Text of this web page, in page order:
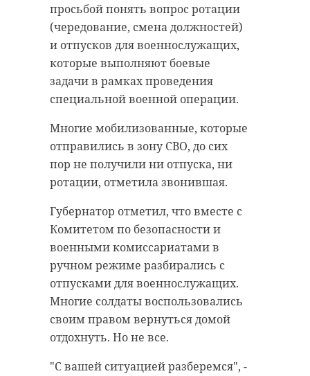
просьбой понять вопрос ротации
(чередование, смена должностей)
и отпусков для военнослужащих,
которые выполняют боевые
задачи в рамках проведения
специальной военной операции.
Многие мобилизованные, которые
отправились в зону СВО, до сих
пор не получили ни отпуска, ни
ротации, отметила звонившая.
Губернатор отметил, что вместе с
Комитетом по безопасности и
военными комиссариатами в
ручном режиме разбирались с
отпусками для военнослужащих.
Многие солдаты воспользовались
своим правом вернуться домой
отдохнуть. Но не все.
"С вашей ситуацией разберемся", -
каких-то задержек
нет. Скорее всего, это
какой-то у вас
внутренний сбой. Я
не хочу думать
плохого, но нужно
досконально за
последний год-два
проверить, как
начислялись
основаниях и
сколько.
Александр
Дрозденко,
губернатор
Ленинградской